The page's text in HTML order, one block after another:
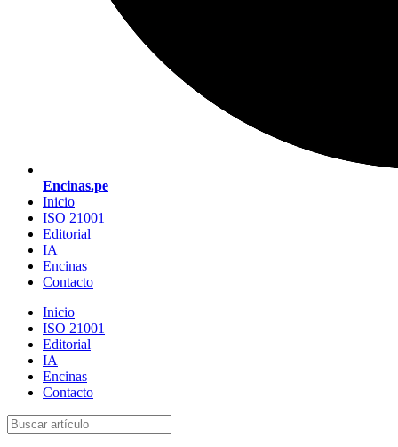
Encinas.pe
Inicio
ISO 21001
Editorial
IA
Encinas
Contacto
Inicio
ISO 21001
Editorial
IA
Encinas
Contacto